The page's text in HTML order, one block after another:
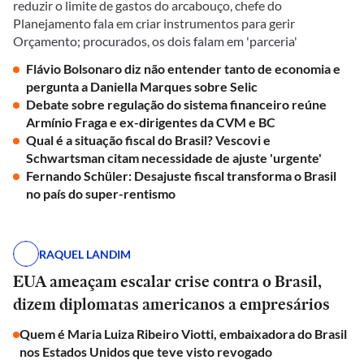
reduzir o limite de gastos do arcabouço, chefe do
Planejamento fala em criar instrumentos para gerir
Orçamento; procurados, os dois falam em 'parceria'
Flávio Bolsonaro diz não entender tanto de economia e
pergunta a Daniella Marques sobre Selic
Debate sobre regulação do sistema financeiro reúne
Armínio Fraga e ex-dirigentes da CVM e BC
Qual é a situação fiscal do Brasil? Vescovi e
Schwartsman citam necessidade de ajuste 'urgente'
Fernando Schüler: Desajuste fiscal transforma o Brasil
no país do super-rentismo
RAQUEL LANDIM
EUA ameaçam escalar crise contra o Brasil,
dizem diplomatas americanos a empresários
Quem é Maria Luiza Ribeiro Viotti, embaixadora do Brasil
nos Estados Unidos que teve visto revogado